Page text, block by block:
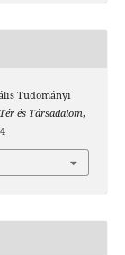
Tudományi
Tér és Társadalom,